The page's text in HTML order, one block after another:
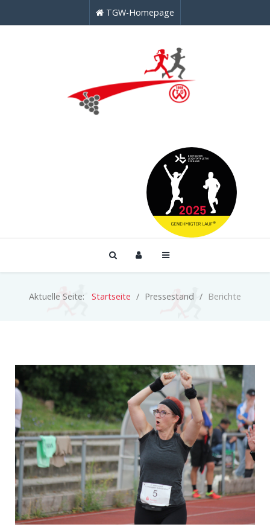
TGW-Homepage
Aktuelle Seite: Startseite Pressestand Berichte